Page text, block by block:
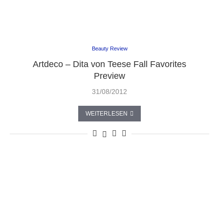
Beauty Review
Artdeco – Dita von Teese Fall Favorites
Preview
31/08/2012
WEITERLESEN